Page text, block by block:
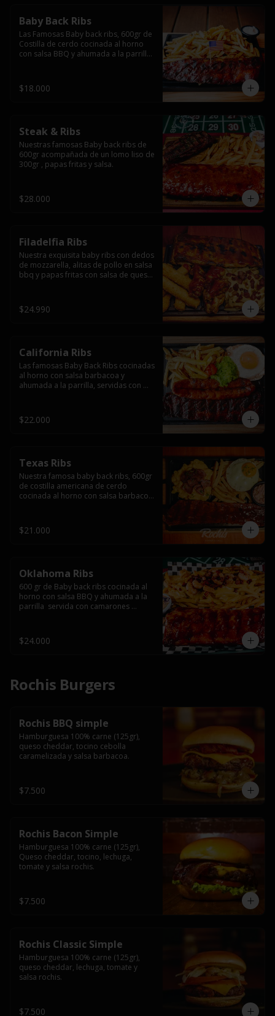
Baby Back Ribs
Las Famosas Baby back ribs, 600gr de
Costilla de cerdo cocinada al horno
con salsa BBQ y ahumada a la parrilla
$18.000
Steak & Ribs
Nuestras famosas Baby back ribs de
600gr acompañada de un lomo liso de
300gr , papas fritas y salsa.
$28.000
Filadelfia Ribs
Nuestra exquisita baby ribs con dedos
de mozzarella, alitas de pollo en salsa
bbq y papas fritas con salsa de queso
$24.990
California Ribs
Las famosas Baby Back Ribs cocinadas
al horno con salsa barbacoa y
ahumada a la parrilla, servidas con
$22.000
Texas Ribs
Nuestra famosa baby back ribs, 600gr
de costilla americana de cerdo
cocinada al horno con salsa barbacoa
tocino ahumado laminado, papas
fritas  y un huevo frito.
$21.000
Oklahoma Ribs
600 gr de Baby back ribs cocinada al
horno con salsa BBQ y ahumada a la
parrilla  servida con camarones
$24.000
Rochis Burgers
Rochis BBQ simple
Hamburguesa 100% carne (125gr),
queso cheddar, tocino cebolla
caramelizada y salsa barbacoa.
$7.500
Rochis Bacon Simple
Hamburguesa 100% carne (125gr),
Queso cheddar, tocino, lechuga,
tomate y salsa rochis.
$7.500
Rochis Classic Simple
Hamburguesa 100% carne (125gr),
queso cheddar, lechuga, tomate y
salsa rochis.
$7.500